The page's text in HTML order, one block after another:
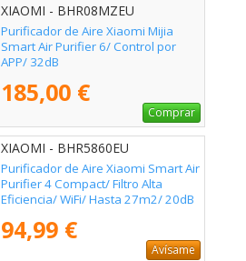
XIAOMI - BHR08MZEU
Purificador de Aire Xiaomi Mijia
Smart Air Purifier 6/ Control por
APP/ 32dB
185,00 €
Comprar
XIAOMI - BHR5860EU
Purificador de Aire Xiaomi Smart Air
Purifier 4 Compact/ Filtro Alta
Eficiencia/ WiFi/ Hasta 27m2/ 20dB
94,99 €
Avísame